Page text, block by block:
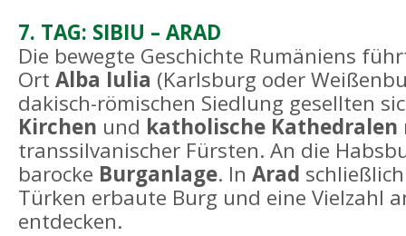
7. TAG: SIBIU – ARAD
Die bewegte Geschichte Rumäniens
Ort Alba Iulia (Karlsburg oder
dakisch-römischen Siedlung gesellten
Kirchen und katholische Kathedralen
transsilvanischer Fürsten. An die
barocke Burganlage. In Arad
Türken erbaute Burg und eine Vielzahl
entdecken.